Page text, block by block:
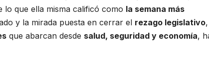
que ella misma calificó como la semana más
y la mirada puesta en cerrar el rezago legislativo
que abarcan desde salud, seguridad y economía,